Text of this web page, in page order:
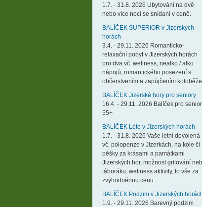
1.7. - 31.8. 2026 Ubytování na dvě
nebo více nocí se snídaní v ceně.
BALÍČEK SUPERIOR v Jizerských
horách
3.4. - 29.11. 2026 Romanticko-
relaxační pobyt v Jizerských horách
pro dva vč. wellness, nealko / alko
nápojů, romantického posezení s
občerstvením a zapůjčením
BALÍČEK Jizerské hory pro seniory
16.4. - 29.11. 2026 Balíček pro
55+
BALÍČEK Léto v Jizerských horách
1.7. - 31.8. 2026 Vaše letní dovolená
vč. polopenze v Jizerkách, na kole či
pěšky za krásami a památkami
Jizerských hor, možnost grilování
táboráku, wellness aktivity, to vše za
zvýhodněnou cenu.
BALÍČEK Podzim v Jizerských
1.9. - 29.11. 2026 Barevný podzim